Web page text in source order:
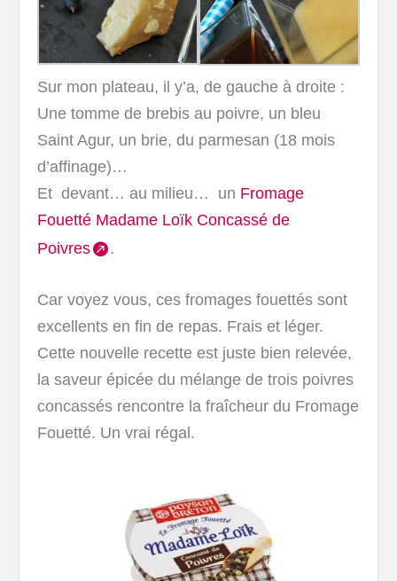
Sur mon plateau, il y’a, de gauche à droite :
Une tomme de brebis au poivre, un bleu
Saint Agur, un brie, du parmesan (18 mois
d’affinage)…
Et devant… au milieu… un Fromage
Fouetté Madame Loïk Concassé de
Poivres
.
Car voyez vous, ces fromages fouettés sont
excellents en fin de repas. Frais et léger.
Cette nouvelle recette est juste bien relevée,
la saveur épicée du mélange de trois poivres
concassés rencontre la fraîcheur du Fromage
Fouetté. Un vrai régal.